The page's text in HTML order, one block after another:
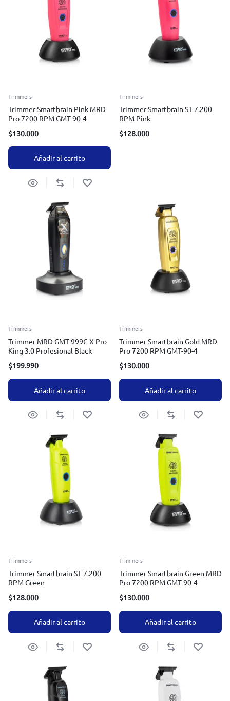
Trimmers
Trimmer Smartbrain Pink MRD
Pro 7200 RPM GMT-90-4
$130.000
Añadir al carrito
Trimmers
Trimmer Smartbrain ST 7.200
RPM Pink
$128.000
Trimmers
Trimmer MRD GMT-999C X Pro
King 3.0 Profesional Black
$199.990
Añadir al carrito
Trimmers
Trimmer Smartbrain Gold MRD
Pro 7200 RPM GMT-90-4
$130.000
Añadir al carrito
Trimmers
Trimmer Smartbrain ST 7.200
RPM Green
$128.000
Añadir al carrito
Trimmers
Trimmer Smartbrain Green MRD
Pro 7200 RPM GMT-90-4
$130.000
Añadir al carrito